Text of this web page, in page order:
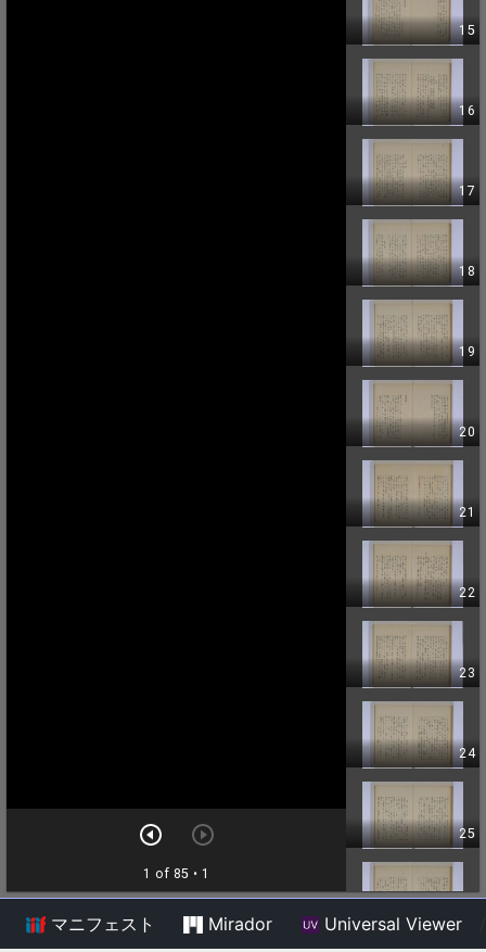
マニフェスト Mirador Universal Viewer